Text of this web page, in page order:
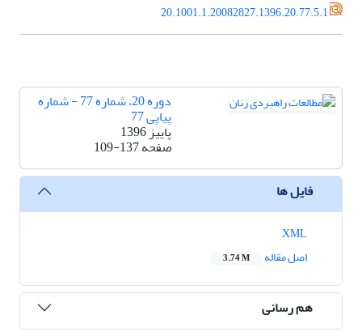
20.1001.1.20082827.1396.20.77.5.1
دوره 20، شماره 77 - شماره
پیاپی 77
پاییز 1396
صفحه109-137
فایل ها
اصل مقاله
3.74 M
هم رسانی